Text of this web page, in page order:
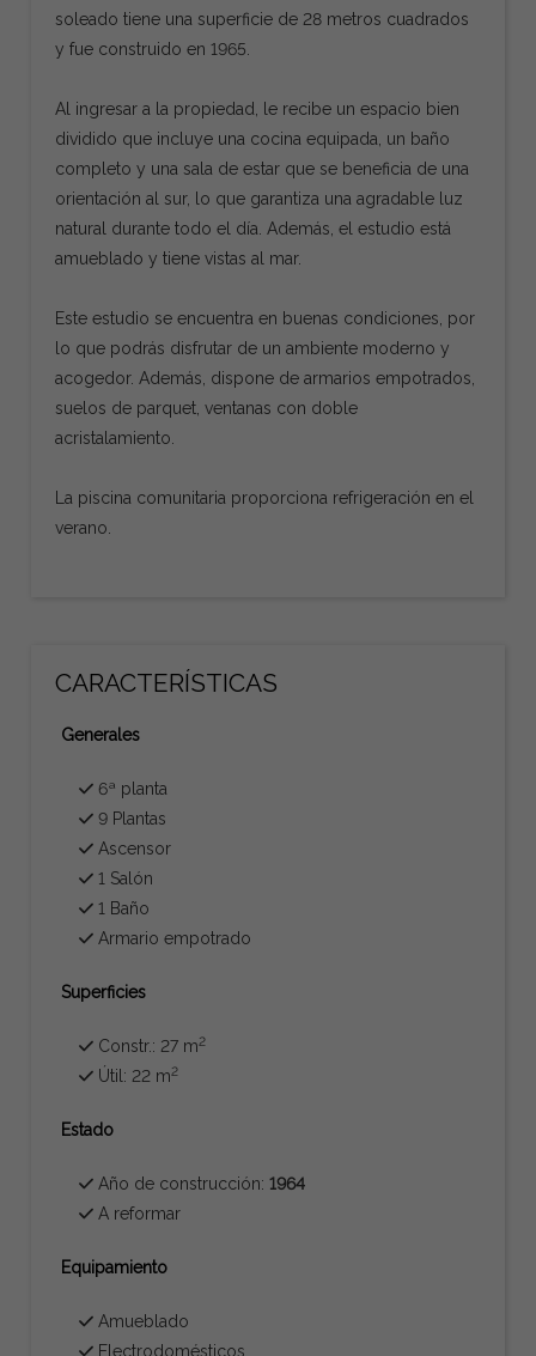
soleado tiene una superficie de 28 metros cuadrados
y fue construido en 1965.
Al ingresar a la propiedad, le recibe un espacio bien
dividido que incluye una cocina equipada, un baño
completo y una sala de estar que se beneficia de una
orientación al sur, lo que garantiza una agradable luz
natural durante todo el día. Además, el estudio está
amueblado y tiene vistas al mar.
Este estudio se encuentra en buenas condiciones, por
lo que podrás disfrutar de un ambiente moderno y
acogedor. Además, dispone de armarios empotrados,
suelos de parquet, ventanas con doble
acristalamiento.
La piscina comunitaria proporciona refrigeración en el
verano.
CARACTERÍSTICAS
Generales
6ª planta
9 Plantas
Ascensor
1 Salón
1 Baño
Armario empotrado
Superficies
Constr.: 27 m2
Útil: 22 m2
Estado
Año de construcción:1964
A reformar
Equipamiento
Amueblado
Electrodomésticos